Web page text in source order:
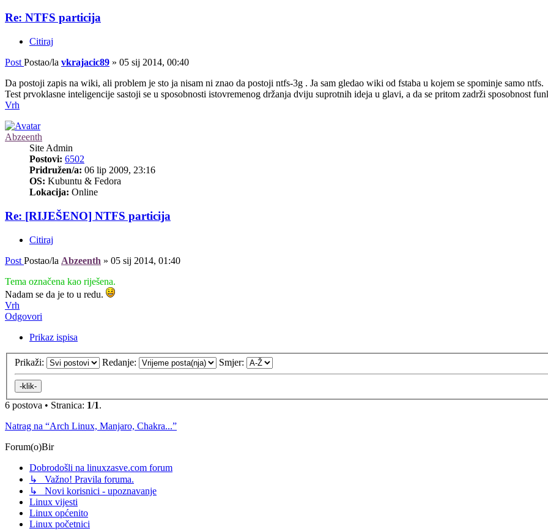
Re: NTFS particija
Citiraj
Post Postao/la vkrajacic89 » 05 sij 2014, 00:40
Da postoji zapis na wiki, ali problem je sto ja nisam ni znao da postoji ntfs-3g . Ja sam gledao wiki od fstaba u kojem se spominje samo ntfs.
Test prvoklasne inteligencije sastoji se u sposobnosti istovremenog držanja dviju suprotnih ideja u glavi, a da se pritom zadrži sposobnost
Vrh
Abzeenth
Site Admin
Postovi: 6502
Pridružen/a: 06 lip 2009, 23:16
OS: Kubuntu & Fedora
Lokacija: Online
Re: [RIJEŠENO] NTFS particija
Citiraj
Post Postao/la Abzeenth » 05 sij 2014, 01:40
Tema označena kao riješena.
Nadam se da je to u redu.
Vrh
Odgovori
Prikaz ispisa
Prikaži: Redanje: Smjer:
6 postova • Stranica: 1/1.
Natrag na “Arch Linux, Manjaro, Chakra...”
Forum(o)Bir
Dobrodošli na linuxzasve.com forum
↳ Važno! Pravila foruma.
↳ Novi korisnici - upoznavanje
Linux vijesti
Linux općenito
Linux početnici